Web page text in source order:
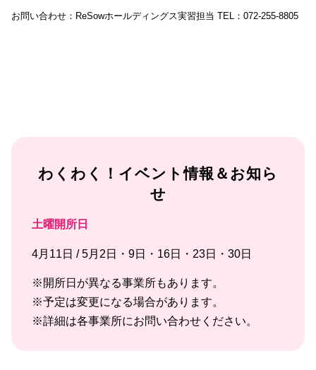
お問い合わせ：ReSowホールディングス実習担当 TEL：072-255-8805
わくわく！イベント情報＆お知ら
せ
土曜開所日
4月11日 / 5月2日・9日・16日・23日・30日
※開所日が異なる事業所もあります。
※予定は変更になる場合があります。
※詳細は各事業所にお問い合わせください。